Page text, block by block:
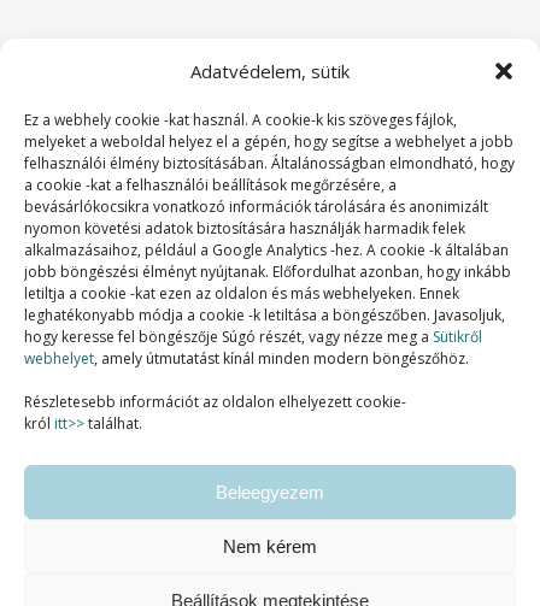
Adatvédelem, sütik
Ez a webhely cookie -kat használ. A cookie-k kis szöveges fájlok,
melyeket a weboldal helyez el a gépén, hogy segítse a webhelyet a jobb
felhasználói élmény biztosításában. Általánosságban elmondható, hogy
a cookie -kat a felhasználói beállítások megőrzésére, a
bevásárlókocsikra vonatkozó információk tárolására és anonimizált
nyomon követési adatok biztosítására használják harmadik felek
alkalmazásaihoz, például a Google Analytics -hez. A cookie -k általában
jobb böngészési élményt nyújtanak. Előfordulhat azonban, hogy inkább
letiltja a cookie -kat ezen az oldalon és más webhelyeken. Ennek
leghatékonyabb módja a cookie -k letiltása a böngészőben. Javasoljuk,
hogy keresse fel böngészője Súgó részét, vagy nézze meg a Sütikről
webhelyet, amely útmutatást kínál minden modern böngészőhöz.
Részletesebb információt az oldalon elhelyezett cookie-
król itt>>találhat.
Beleegyezem
Nem kérem
Beállítások megtekintése
SZAKMAI TAGSÁGOK: